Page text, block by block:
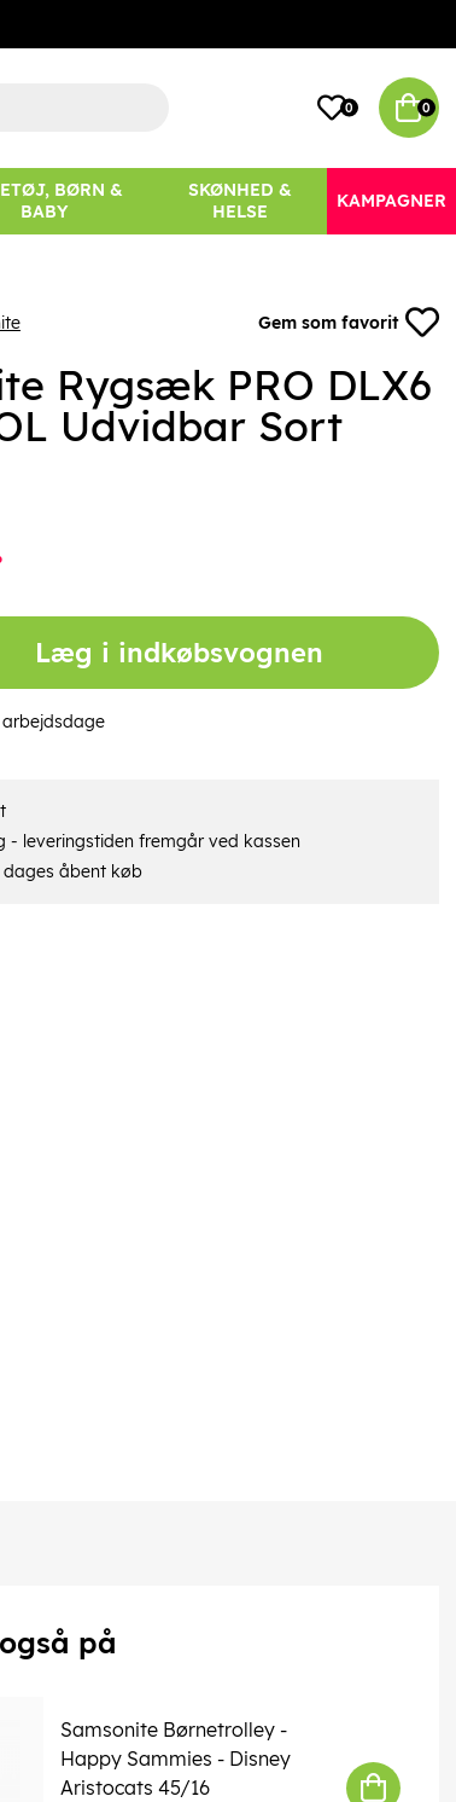
0 0
BØRN &
BABY
SKØNHED &
HELSE
KAMPAGNER
Gem som favorit
Rygsæk PRO DLX6
Udvidbar Sort
Læg i indkøbsvognen
- leveringstiden fremgår ved kassen
dages åbent køb
på
Samsonite Børnetrolley -
Happy Sammies - Disney
Aristocats 45/16